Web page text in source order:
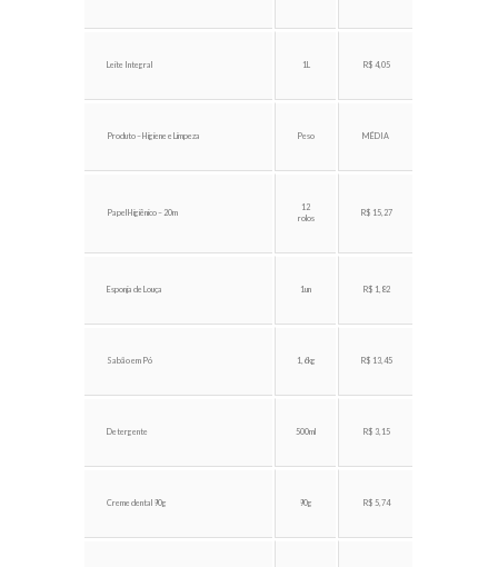
Leite Integral 1L R$ 4,05
Produto – Higiene e Limpeza Peso MÉDIA
Papel Higiênico – 20m
12
rolos
R$ 15,27
Esponja de Louça 1un R$ 1,82
Sabão em Pó 1,6kg R$ 13,45
Detergente 500ml R$ 3,15
Creme dental 90g 90g R$ 5,74